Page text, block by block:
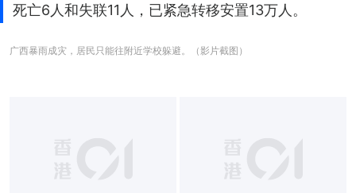
死亡6人和失联11人，已紧急转移安置13万人。
广西暴雨成灾，居民只能往附近学校躲避。（影片截图）